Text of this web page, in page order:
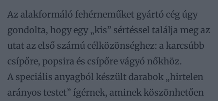
Az alakformáló fehérneműket gyártó cég úgy
gondolta, hogy egy „kis” sértéssel találja meg az
utat az első számú célközönséghez: a karcsúbb
csípőre, popsira és csípőre vágyó nőkhöz.
A speciális anyagból készült darabok „hirtelen
arányos testet” ígérnek, aminek köszönhetően